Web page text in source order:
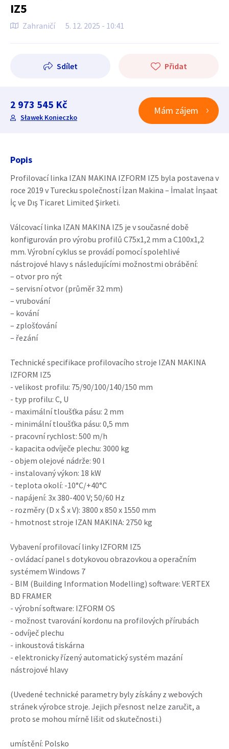
IZ5
Zahraničí 5. 12. 2025 - 10:41
Sdílet Přidat
2 973 545 Kč
Sławek Konieczko
Mám zájem
Popis
Profilovací linka IZAN MAKINA IZFORM IZ5 byla postavena v
roce 2019 v Turecku společností İzan Makina – İmalat İnşaat
İç ve Dış Ticaret Limited Şirketi.
Válcovací linka IZAN MAKINA IZ5 je v současné době
konfigurován pro výrobu profilů C75x1,2 mm a C100x1,2
mm. Výrobní cyklus se provádí pomocí spolehlivé
nástrojové hlavy s následujícími možnostmi obrábění:
– otvor pro nýt
– servisní otvor (průměr 32 mm)
– vrubování
– kování
– zplošťování
– řezání
Technické specifikace profilovacího stroje IZAN MAKINA
IZFORM IZ5
- velikost profilu: 75/90/100/140/150 mm
- typ profilu: C, U
- maximální tloušťka pásu: 2 mm
- minimální tloušťka pásu: 0,5 mm
- pracovní rychlost: 500 m/h
- kapacita odvíječe plechu: 3000 kg
- objem olejové nádrže: 90 l
- instalovaný výkon: 18 kW
- teplota okolí: -10°C/+40°C
- napájení: 3x 380-400 V; 50/60 Hz
- rozměry (D x Š x V): 3800 x 850 x 1550 mm
- hmotnost stroje IZAN MAKINA: 2750 kg
Vybavení profilovací linky IZFORM IZ5
- ovládací panel s dotykovou obrazovkou a operačním
systémem Windows 7
- BIM (Building Information Modelling) software: VERTEX
BD FRAMER
- výrobní software: IZFORM OS
- možnost tvarování kordonu na profilových přírubách
- odvíječ plechu
- inkoustová tiskárna
- elektronicky řízený automatický systém mazání
nástrojové hlavy
(Uvedené technické parametry byly získány z webových
stránek výrobce stroje. Jejich přesnost nelze zaručit, a
proto se mohou mírně lišit od skutečnosti.)
umístění: Polsko